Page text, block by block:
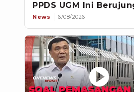
PPDS UGM Ini
Dipecat
News 6/08/2026